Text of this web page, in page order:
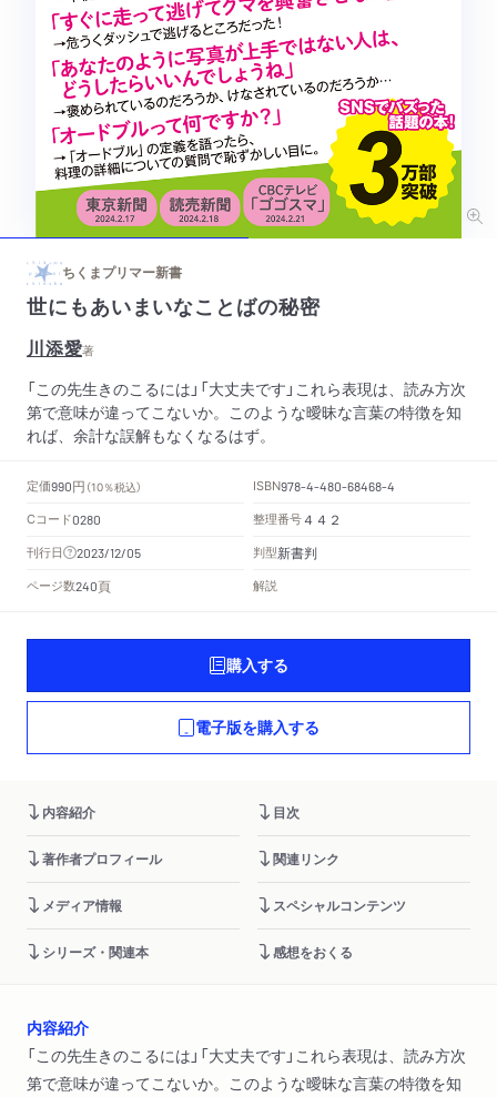
ちくまプリマー新書
世にもあいまいなことばの秘密
川添愛著
「この先生きのこるには」「大丈夫です」これら表現は、読み方次
第で意味が違ってこないか。このような曖昧な言葉の特徴を知
れば、余計な誤解もなくなるはず。
定価990円 （10％税込） ISBN978-4-480-68468-4
Cコード0280 整理番号４４２
刊行日 2023/12/05 判型新書判
ページ数240頁 解説
購入する
電子版を購入する
内容紹介 目次
著作者プロフィール 関連リンク
メディア情報 スペシャルコンテンツ
シリーズ・関連本 感想をおくる
内容紹介
「この先生きのこるには」「大丈夫です」これら表現は、読み方次
第で意味が違ってこないか。このような曖昧な言葉の特徴を知